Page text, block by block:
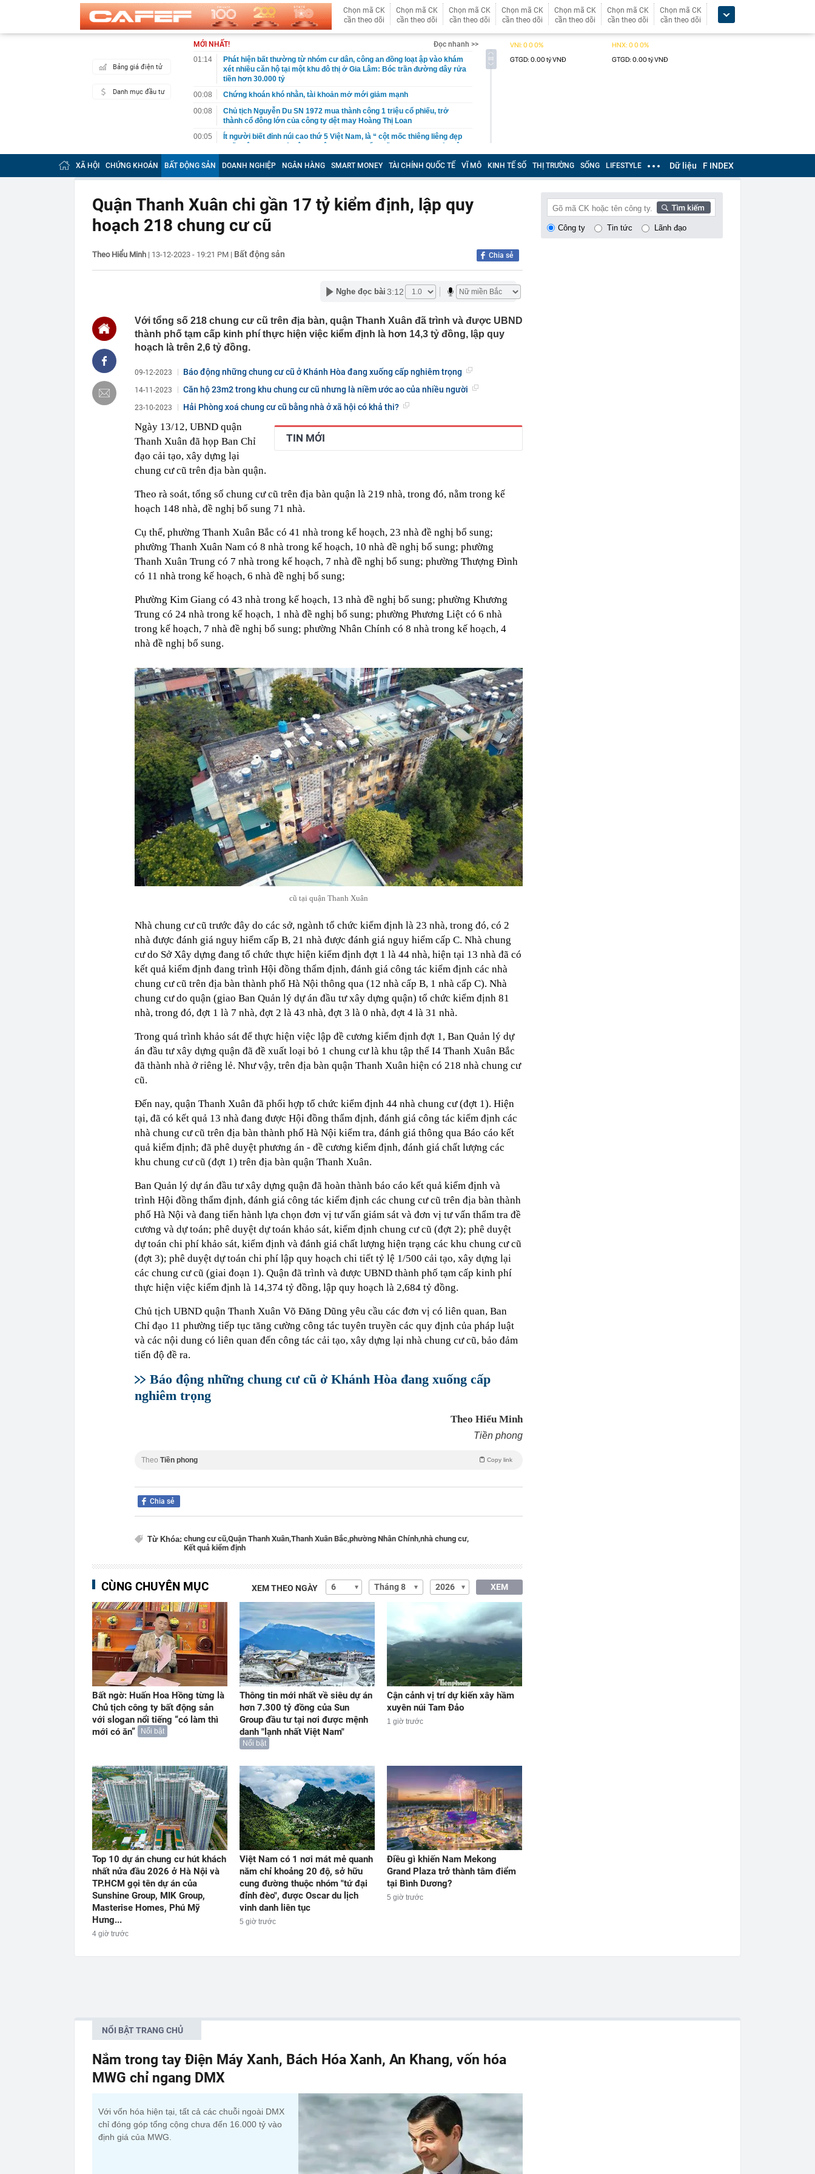
Chọn mã CK
cần theo dõi
Chọn mã CK
cần theo dõi
Chọn mã CK
cần theo dõi
Chọn mã CK
cần theo dõi
Chọn mã CK
cần theo dõi
Chọn mã CK
cần theo dõi
Chọn mã CK
cần theo dõi
Bảng giá điện tử
Danh mục đầu tư
MỚI NHẤT!
Đọc nhanh >>
01:14
Phát hiện bất thường từ nhóm cư dân, công an đồng loạt ập vào khám
xét nhiều căn hộ tại một khu đô thị ở Gia Lâm: Bóc trần đường dây rửa
tiền hơn 30.000 tỷ
00:08
Chứng khoán khó nhằn, tài khoản mở mới giảm mạnh
00:08
Chủ tịch Nguyễn Du SN 1972 mua thành công 1 triệu cổ phiếu, trở
thành cổ đông lớn của công ty dệt may Hoàng Thị Loan
00:05
Ít người biết đỉnh núi cao thứ 5 Việt Nam, là “ cột mốc thiêng liêng đẹp
trekking
Việt Nam có 1 hệ thống y khoa tư nhân sở hữu 14 bệnh viện, 2.900
giường bệnh, vừa được vinh danh "Hệ thống Y khoa tốt nhất Việt Nam
00:05
56 mã chứng khoán bị HoSE cắt margin trong tháng 8
00:03
Một doanh nghiệp Việt thu hơn 1 tỷ USD ở nước ngoài trong nửa đầu
năm 2026, lợi nhuận tăng hơn 120%
Chứng khoán Vietcap dự phóng VN-Index có thể chạm mốc 1.885 điểm
ngay trong tháng 8
Nắm trong tay Điện Máy Xanh, Bách Hóa Xanh, An Khang, vốn hóa
00:01
Khám xét ngôi nhà cổ, phát hiện 'kho báu' gồm 1.000 đồng tiền vàng và
5 thỏi vàng giấu trong nhiều ngăn bí mật - giá trị hơn 18 tỷ đồng
23:28
4 dấu hiệu nhận biết ngôi nhà có phong thuỷ không thuận lợi
23:12
Quốc gia có lượng khách đến Việt Nam đông nhất 7 tháng đầu năm,
vượt Hàn Quốc và Nga, gấp gần 6 lần Ấn Độ
23:01
Người bán trái cây tiết lộ: Khách thường chọn quả to, người trong
nghề lại kiểm tra 5 chi tiết này trước
sao nhiều hơn ở nhà, bay hạng thương gia
22:34
Cụ bà 70 tuổi có xương trẻ khỏe như phụ nữ 30, bác sĩ kinh ngạc khi
biết bí quyết
22:34
Ngôi nhà chứa đựng tâm huyết của NSND Tự Long
22:30
Một doanh nghiệp dầu khí đem hơn 42.200 tỷ đồng gửi ngân hàng
XÃ HỘI CHỨNG KHOÁN BẤT ĐỘNG SẢN DOANH NGHIỆP NGÂN HÀNG SMART MONEY TÀI CHÍNH QUỐC TẾ VĨ MÔ KINH TẾ SỐ THỊ TRƯỜNG SỐNG LIFESTYLE Dữ liệu F INDEX
Quận Thanh Xuân chi gần 17 tỷ kiểm định, lập quy
hoạch 218 chung cư cũ
Theo Hiểu Minh | 13-12-2023 - 19:21 PM | Bất động sản Chia sẻ
Nghe đọc bài 3:12
Với tổng số 218 chung cư cũ trên địa bàn, quận Thanh Xuân đã trình và được UBND
thành phố tạm cấp kinh phí thực hiện việc kiểm định là hơn 14,3 tỷ đồng, lập quy
hoạch là trên 2,6 tỷ đồng.
09-12-2023 Báo động những chung cư cũ ở Khánh Hòa đang xuống cấp nghiêm trọng
14-11-2023 Căn hộ 23m2 trong khu chung cư cũ nhưng là niềm ước ao của nhiều người
23-10-2023 Hải Phòng xoá chung cư cũ bằng nhà ở xã hội có khả thi?
TIN MỚI
Ngày 13/12, UBND quận
Thanh Xuân đã họp Ban Chỉ
đạo cải tạo, xây dựng lại
chung cư cũ trên địa bàn quận.
Theo rà soát, tổng số chung cư cũ trên địa bàn quận là 219 nhà, trong đó, nằm trong kế
hoạch 148 nhà, đề nghị bổ sung 71 nhà.
Cụ thể, phường Thanh Xuân Bắc có 41 nhà trong kế hoạch, 23 nhà đề nghị bổ sung;
phường Thanh Xuân Nam có 8 nhà trong kế hoạch, 10 nhà đề nghị bổ sung; phường
Thanh Xuân Trung có 7 nhà trong kế hoạch, 7 nhà đề nghị bổ sung; phường Thượng Đình
có 11 nhà trong kế hoạch, 6 nhà đề nghị bổ sung;
Phường Kim Giang có 43 nhà trong kế hoạch, 13 nhà đề nghị bổ sung; phường Khương
Trung có 24 nhà trong kế hoạch, 1 nhà đề nghị bổ sung; phường Phương Liệt có 6 nhà
trong kế hoạch, 7 nhà đề nghị bổ sung; phường Nhân Chính có 8 nhà trong kế hoạch, 4
nhà đề nghị bổ sung.
cũ tại quận Thanh Xuân
Nhà chung cư cũ trước đây do các sở, ngành tổ chức kiểm định là 23 nhà, trong đó, có 2
nhà được đánh giá nguy hiểm cấp B, 21 nhà được đánh giá nguy hiểm cấp C. Nhà chung
cư do Sở Xây dựng đang tổ chức thực hiện kiểm định đợt 1 là 44 nhà, hiện tại 13 nhà đã có
kết quả kiểm định đang trình Hội đồng thẩm định, đánh giá công tác kiểm định các nhà
chung cư cũ trên địa bàn thành phố Hà Nội thông qua (12 nhà cấp B, 1 nhà cấp C). Nhà
chung cư do quận (giao Ban Quản lý dự án đầu tư xây dựng quận) tổ chức kiểm định 81
nhà, trong đó, đợt 1 là 7 nhà, đợt 2 là 43 nhà, đợt 3 là 0 nhà, đợt 4 là 31 nhà.
Trong quá trình khảo sát để thực hiện việc lập đề cương kiểm định đợt 1, Ban Quản lý dự
án đầu tư xây dựng quận đã đề xuất loại bỏ 1 chung cư là khu tập thể I4 Thanh Xuân Bắc
đã thành nhà ở riêng lẻ. Như vậy, trên địa bàn quận Thanh Xuân hiện có 218 nhà chung cư
cũ.
Đến nay, quận Thanh Xuân đã phối hợp tổ chức kiểm định 44 nhà chung cư (đợt 1). Hiện
tại, đã có kết quả 13 nhà đang được Hội đồng thẩm định, đánh giá công tác kiểm định các
nhà chung cư cũ trên địa bàn thành phố Hà Nội kiểm tra, đánh giá thông qua Báo cáo kết
quả kiểm định; đã phê duyệt phương án - đề cương kiểm định, đánh giá chất lượng các
khu chung cư cũ (đợt 1) trên địa bàn quận Thanh Xuân.
Ban Quản lý dự án đầu tư xây dựng quận đã hoàn thành báo cáo kết quả kiểm định và
trình Hội đồng thẩm định, đánh giá công tác kiểm định các chung cư cũ trên địa bàn thành
phố Hà Nội và đang tiến hành lựa chọn đơn vị tư vấn giám sát và đơn vị tư vấn thẩm tra đề
cương và dự toán; phê duyệt dự toán khảo sát, kiểm định chung cư cũ (đợt 2); phê duyệt
dự toán chi phí khảo sát, kiểm định và đánh giá chất lượng hiện trạng các khu chung cư cũ
(đợt 3); phê duyệt dự toán chi phí lập quy hoạch chi tiết tỷ lệ 1/500 cải tạo, xây dựng lại
các chung cư cũ (giai đoạn 1). Quận đã trình và được UBND thành phố tạm cấp kinh phí
thực hiện việc kiểm định là 14,374 tỷ đồng, lập quy hoạch là 2,684 tỷ đồng.
Chủ tịch UBND quận Thanh Xuân Võ Đăng Dũng yêu cầu các đơn vị có liên quan, Ban
Chỉ đạo 11 phường tiếp tục tăng cường công tác tuyên truyền các quy định của pháp luật
và các nội dung có liên quan đến công tác cải tạo, xây dựng lại nhà chung cư cũ, bảo đảm
tiến độ đề ra.
Báo động những chung cư cũ ở Khánh Hòa đang xuống cấp
nghiêm trọng
Theo Hiểu Minh
Tiền phong
Theo Tiền phong Copy link
Chia sẻ
Từ Khóa: chung cư cũ,Quận Thanh Xuân,Thanh Xuân Bắc,phường Nhân Chính,nhà chung cư,
Kết quả kiểm định
CÙNG CHUYÊN MỤC XEM THEO NGÀY XEM
Bất ngờ: Huấn Hoa Hồng từng là
Chủ tịch công ty bất động sản
với slogan nổi tiếng “có làm thì
mới có ăn”
Nổi bật
Thông tin mới nhất về siêu dự án
hơn 7.300 tỷ đồng của Sun
Group đầu tư tại nơi được mệnh
danh "lạnh nhất Việt Nam"
Nổi bật
Cận cảnh vị trí dự kiến xây hầm
xuyên núi Tam Đảo
1 giờ trước
Top 10 dự án chung cư hút khách
nhất nửa đầu 2026 ở Hà Nội và
TP.HCM gọi tên dự án của
Sunshine Group, MIK Group,
Masterise Homes, Phú Mỹ
Hưng...
4 giờ trước
Việt Nam có 1 nơi mát mẻ quanh
năm chỉ khoảng 20 độ, sở hữu
cung đường thuộc nhóm "tứ đại
đỉnh đèo", được Oscar du lịch
vinh danh liên tục
5 giờ trước
Điều gì khiến Nam Mekong
Grand Plaza trở thành tâm điểm
tại Bình Dương?
5 giờ trước
Công ty Tin tức Lãnh đạo
NỔI BẬT TRANG CHỦ
Nắm trong tay Điện Máy Xanh, Bách Hóa Xanh, An Khang, vốn hóa
MWG chỉ ngang DMX
Với vốn hóa hiện tại, tất cả các chuỗi ngoài DMX
chỉ đóng góp tổng cộng chưa đến 16.000 tỷ vào
định giá của MWG.